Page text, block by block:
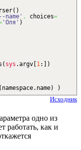
( )
name' , choices=
'Оля' )
( sys .argv [1: ] )
( namespace. name) )
Исходник
одно из
работать, как и